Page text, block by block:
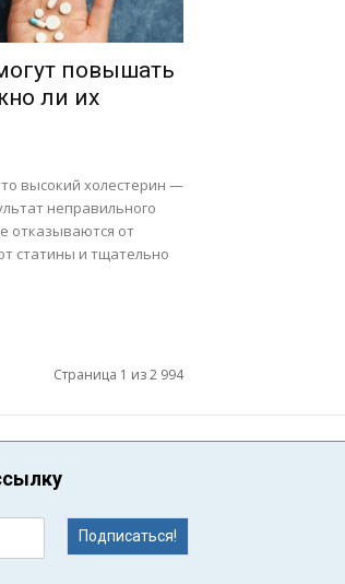
повышать
ли их
высокий холестерин —
неправильного
отказываются от
статины и тщательно
Страница 1 из 2 994
Подписаться!